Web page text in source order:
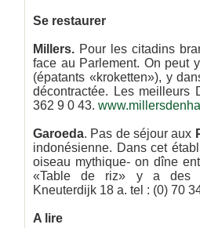
Se restaurer
Millers. Pour les citadins
face au Parlement. On peut
(épatants «kroketten»), y
décontractée. Les meilleurs
362 9 0 43.
Garoeda. Pas de séjour aux
indonésienne. Dans cet
oiseau mythique- on dîne
«Table de riz» y a des
Kneuterdijk 18 a. tel : (0) 70
A lire